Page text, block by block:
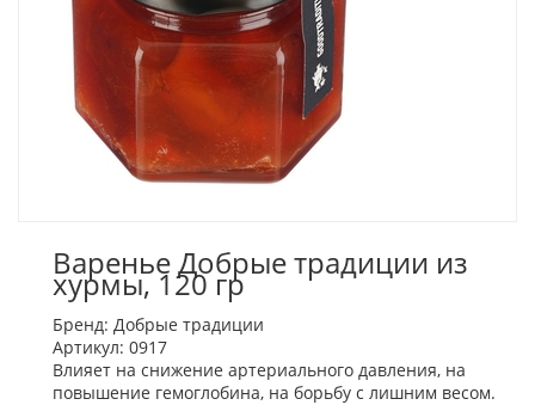
Варенье Добрые традиции из
хурмы, 120 гр
Бренд: Добрые традиции
Артикул: 0917
Влияет на снижение артериального давления, на
повышение гемоглобина, на борьбу с лишним весом.